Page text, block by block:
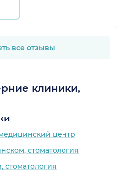
все отзывы
клиники,
центр
стоматология
стоматология